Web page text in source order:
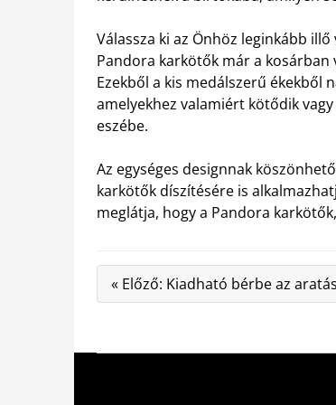
Válassza ki az Önhöz leginkább
Pandora karkötők már a
Ezekből a kis medálszerű ékekből
amelyekhez valamiért kötődik
eszébe.
Az egységes designnak
karkötők díszítésére is
meglátja, hogy a Pandora
« Előző: Kiadható bérbe az aratás